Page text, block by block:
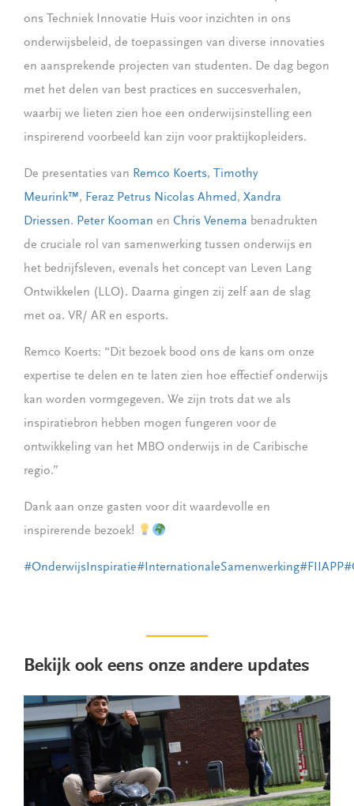
ons Techniek Innovatie Huis voor inzichten in ons
onderwijsbeleid, de toepassingen van diverse innovaties
en aansprekende projecten van studenten. De dag begon
met het delen van best practices en succesverhalen,
waarbij we lieten zien hoe een onderwijsinstelling een
inspirerend voorbeeld kan zijn voor praktijkopleiders.
De presentaties van Remco Koerts, Timothy
Meurink™️, Feraz Petrus Nicolas Ahmed, Xandra
Driessen. Peter Kooman en Chris Venema benadrukten
de cruciale rol van samenwerking tussen onderwijs en
het bedrijfsleven, evenals het concept van Leven Lang
Ontwikkelen (LLO). Daarna gingen zij zelf aan de slag
met oa. VR/ AR en esports.
Remco Koerts: “Dit bezoek bood ons de kans om onze
expertise te delen en te laten zien hoe effectief onderwijs
kan worden vormgegeven. We zijn trots dat we als
inspiratiebron hebben mogen fungeren voor de
ontwikkeling van het MBO onderwijs in de Caribische
regio.”
Dank aan onze gasten voor dit waardevolle en
inspirerende bezoek!
#OnderwijsInspiratie#InternationaleSamenwerking#FIIAPP
Bekijk ook eens onze andere updates